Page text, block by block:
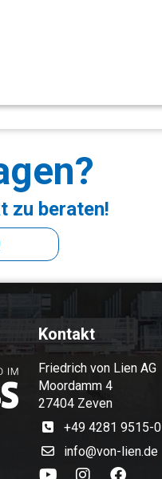
zu beraten!
Kontakt
Friedrich von Lien AG
Moordamm 4
27404 Zeven
+49 4281 9515-0
info@von-lien.de